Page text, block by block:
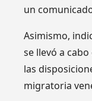
un
Asimismo,
se llevó a
las
migratoria